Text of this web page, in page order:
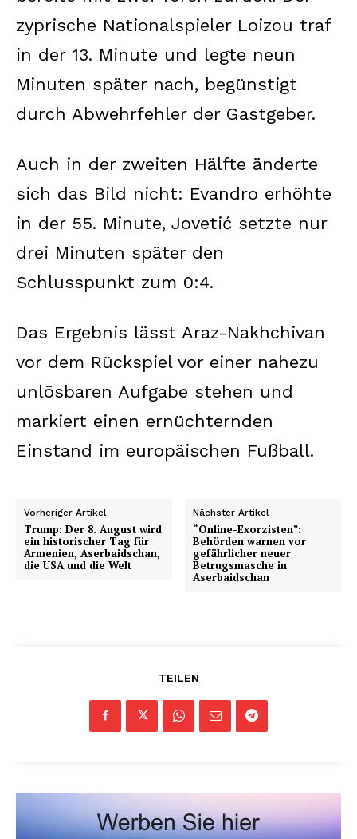
zyprische Nationalspieler Loizou traf
in der 13. Minute und legte neun
Minuten später nach, begünstigt
durch Abwehrfehler der Gastgeber.
Auch in der zweiten Hälfte änderte
sich das Bild nicht: Evandro erhöhte
in der 55. Minute, Jovetić setzte nur
drei Minuten später den
Schlusspunkt zum 0:4.
Das Ergebnis lässt Araz-Nakhchivan
vor dem Rückspiel vor einer nahezu
unlösbaren Aufgabe stehen und
markiert einen ernüchternden
Einstand im europäischen Fußball.
Vorheriger Artikel
Trump: Der 8. August wird
ein historischer Tag für
Armenien, Aserbaidschan,
die USA und die Welt
Nächster Artikel
“Online-Exorzisten”:
Behörden warnen vor
gefährlicher neuer
Betrugsmasche in
Aserbaidschan
TEILEN